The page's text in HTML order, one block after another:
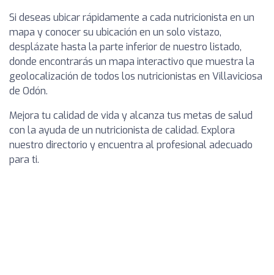
Si deseas ubicar rápidamente a cada nutricionista en un
mapa y conocer su ubicación en un solo vistazo,
desplázate hasta la parte inferior de nuestro listado,
donde encontrarás un mapa interactivo que muestra la
geolocalización de todos los nutricionistas en Villaviciosa
de Odón.
Mejora tu calidad de vida y alcanza tus metas de salud
con la ayuda de un nutricionista de calidad. Explora
nuestro directorio y encuentra al profesional adecuado
para ti.